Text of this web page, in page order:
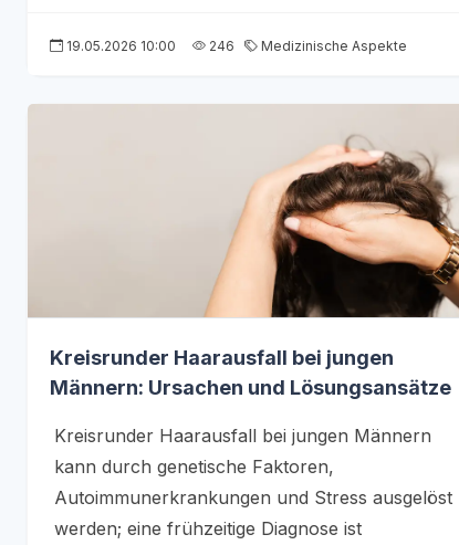
19.05.2026 10:00 246 Medizinische Aspekte
Kreisrunder Haarausfall bei jungen
Männern: Ursachen und Lösungsansätze
Kreisrunder Haarausfall bei jungen Männern
kann durch genetische Faktoren,
Autoimmunerkrankungen und Stress ausgelöst
werden; eine frühzeitige Diagnose ist